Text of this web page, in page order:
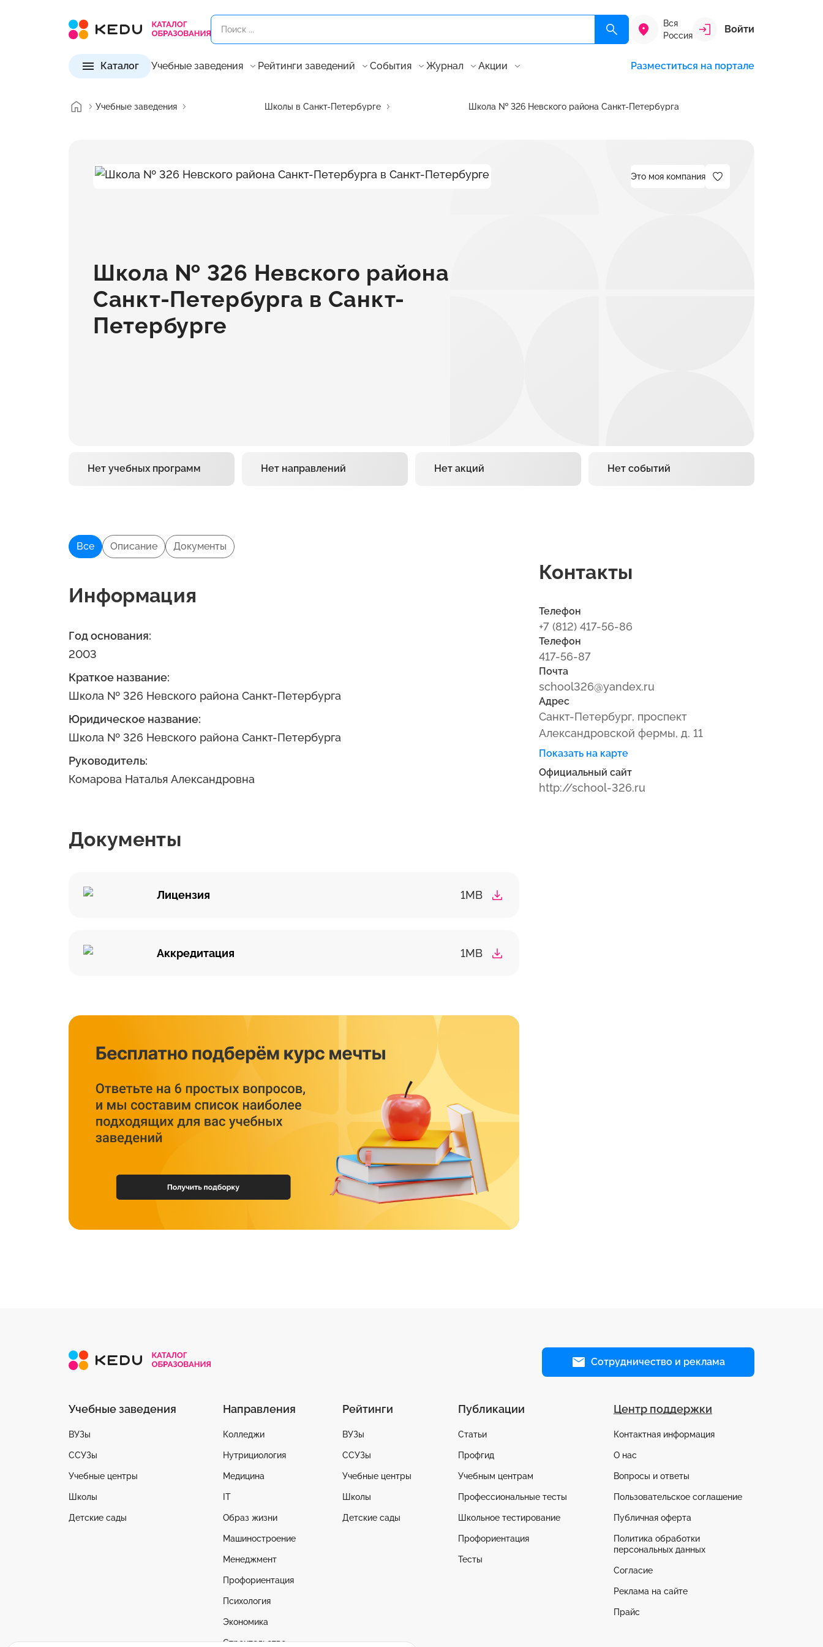
Вся
Россия
Войти
Каталог Учебные заведения Рейтинги заведений События Журнал Акции Разместиться на портале
Учебные заведения Школы в Санкт-Петербурге Школа № 326 Невского района Санкт-Петербурга
Это моя компания
Школа № 326 Невского района
Санкт-Петербурга в Санкт-
Петербурге
Нет учебных программ Нет направлений Нет акций Нет событий
Все Описание Документы
Информация
Год основания:
2003
Краткое название:
Школа № 326 Невского района Санкт-Петербурга
Юридическое название:
Школа № 326 Невского района Санкт-Петербурга
Руководитель:
Комарова Наталья Александровна
Документы
Лицензия 1MB
Аккредитация 1MB
Контакты
Телефон
+7 (812) 417-56-86
Телефон
417-56-87
Почта
school326@yandex.ru
Адрес
Санкт-Петербург, проспект
Александровской фермы, д. 11
Показать на карте
Официальный сайт
http://school-326.ru
Сотрудничество и реклама
Учебные заведения
ВУЗы
ССУЗы
Учебные центры
Школы
Детские сады
Направления
Колледжи
Нутрициология
Медицина
IT
Образ жизни
Машиностроение
Менеджмент
Профориентация
Психология
Экономика
Строительство
Рейтинги
ВУЗы
ССУЗы
Учебные центры
Школы
Детские сады
Публикации
Статьи
Профгид
Учебным центрам
Профессиональные тесты
Школьное тестирование
Профориентация
Тесты
Центр поддержки
Контактная информация
О нас
Вопросы и ответы
Пользовательское соглашение
Публичная оферта
Политика обработки
персональных данных
Согласие
Реклама на сайте
Прайс